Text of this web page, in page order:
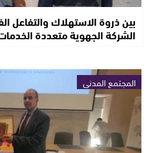
بين ذروة الاستهلاك والتفاعل
الشركة الجهوية متعددة
المجتمع المدني